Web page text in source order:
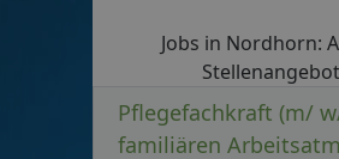
Jobs in Nordhorn:
Pflegefachkraft (m/
familiären